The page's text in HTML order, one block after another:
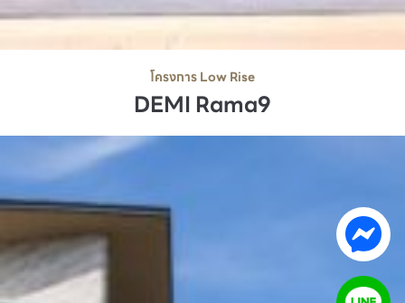
โครงการ Low Rise
DEMI Rama9